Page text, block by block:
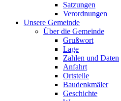
Satzungen
Verordnungen
Unsere Gemeinde
Über die Gemeinde
Grußwort
Lage
Zahlen und Daten
Anfahrt
Ortsteile
Baudenkmäler
Geschichte